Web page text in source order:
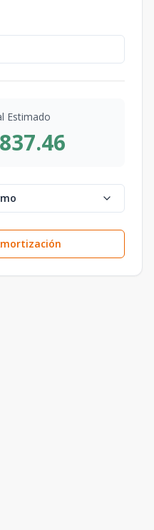
Estimado